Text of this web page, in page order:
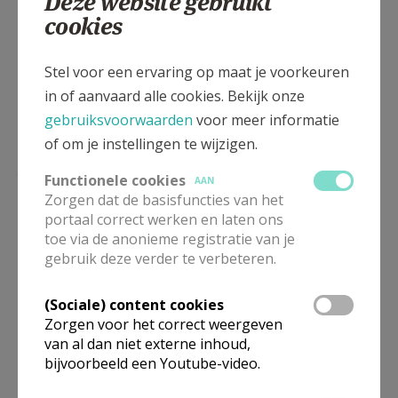
dat dit leven ophoudt.
Het kan niet waar zijn dat alle liefde
en vriendschap tevergeefs zouden zijn,
dat alle inzet voor vrede en recht
Gij God hebt ons geleerd
dat alle leven heilig is.
en dat Gij een God van leven zijt
ook over de dood heen.
en schenk hen vrede.
Troost ons, leg uw arm om ons heen
en geef ons weer moed om verder te gaan.
cookies
Stel voor een ervaring op maat je voorkeuren
in of aanvaard alle cookies. Bekijk onze
gebruiksvoorwaarden voor meer informatie
of om je instellingen te wijzigen.
Functionele cookies
AAN
Zorgen dat de basisfuncties van het
portaal correct werken en laten ons
toe via de anonieme registratie van je
gebruik deze verder te verbeteren.
(Sociale) content cookies
Zorgen voor het correct weergeven
van al dan niet externe inhoud,
bijvoorbeeld een Youtube-video.